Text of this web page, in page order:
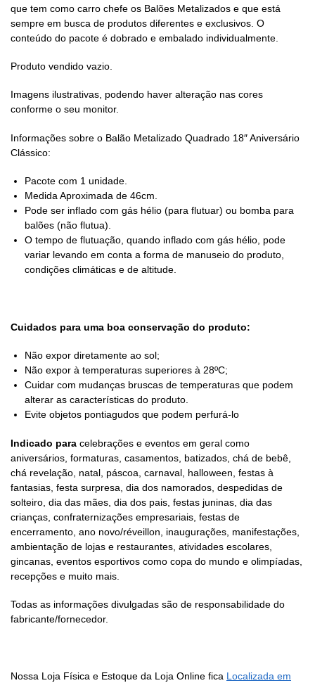
que tem como carro chefe os Balões Metalizados e que está
sempre em busca de produtos diferentes e exclusivos. O
conteúdo do pacote é dobrado e embalado individualmente.
Produto vendido vazio.
Imagens ilustrativas, podendo haver alteração nas cores
conforme o seu monitor.
Informações sobre o Balão Metalizado Quadrado 18″ Aniversário
Clássico:
Pacote com 1 unidade.
Medida Aproximada de 46cm.
Pode ser inflado com gás hélio (para flutuar) ou bomba para
balões (não flutua).
O tempo de flutuação, quando inflado com gás hélio, pode
variar levando em conta a forma de manuseio do produto,
condições climáticas e de altitude.
Cuidados para uma boa conservação do produto:
Não expor diretamente ao sol;
Não expor à temperaturas superiores à 28ºC;
Cuidar com mudanças bruscas de temperaturas que podem
alterar as características do produto.
Evite objetos pontiagudos que podem perfurá-lo
Indicado para celebrações e eventos em geral como
aniversários, formaturas, casamentos, batizados, chá de bebê,
chá revelação, natal, páscoa, carnaval, halloween, festas à
fantasias, festa surpresa, dia dos namorados, despedidas de
solteiro, dia das mães, dia dos pais, festas juninas, dia das
crianças, confraternizações empresariais, festas de
encerramento, ano novo/réveillon, inaugurações, manifestações,
ambientação de lojas e restaurantes, atividades escolares,
gincanas, eventos esportivos como copa do mundo e olimpíadas,
recepções e muito mais.
Todas as informações divulgadas são de responsabilidade do
fabricante/fornecedor.
Nossa Loja Física e Estoque da Loja Online fica Localizada em